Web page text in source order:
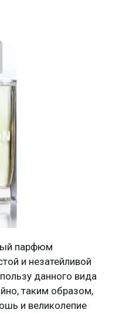
парфюм
и незатейливой
данного вида
таким образом,
и великолепие